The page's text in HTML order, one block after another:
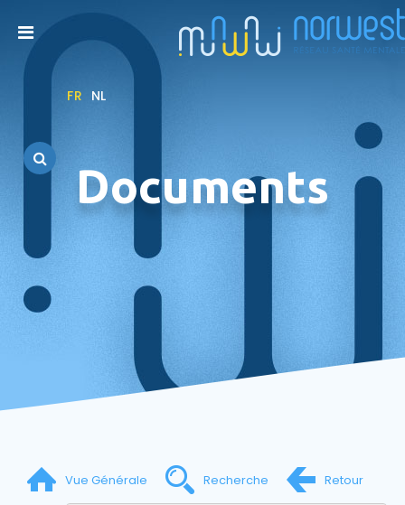
FR NL
Documents
Vue Générale Recherche Retour